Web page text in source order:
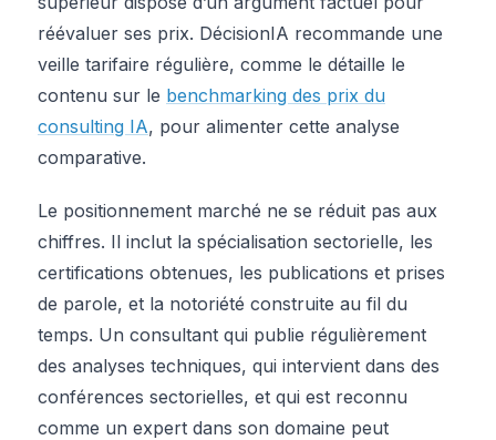
réévaluer ses prix. DécisionIA recommande une
veille tarifaire régulière, comme le détaille le
contenu sur le benchmarking des prix du
consulting IA, pour alimenter cette analyse
comparative.
Le positionnement marché ne se réduit pas aux
chiffres. Il inclut la spécialisation sectorielle, les
certifications obtenues, les publications et prises
de parole, et la notoriété construite au fil du
temps. Un consultant qui publie régulièrement
des analyses techniques, qui intervient dans des
conférences sectorielles, et qui est reconnu
comme un expert dans son domaine peut